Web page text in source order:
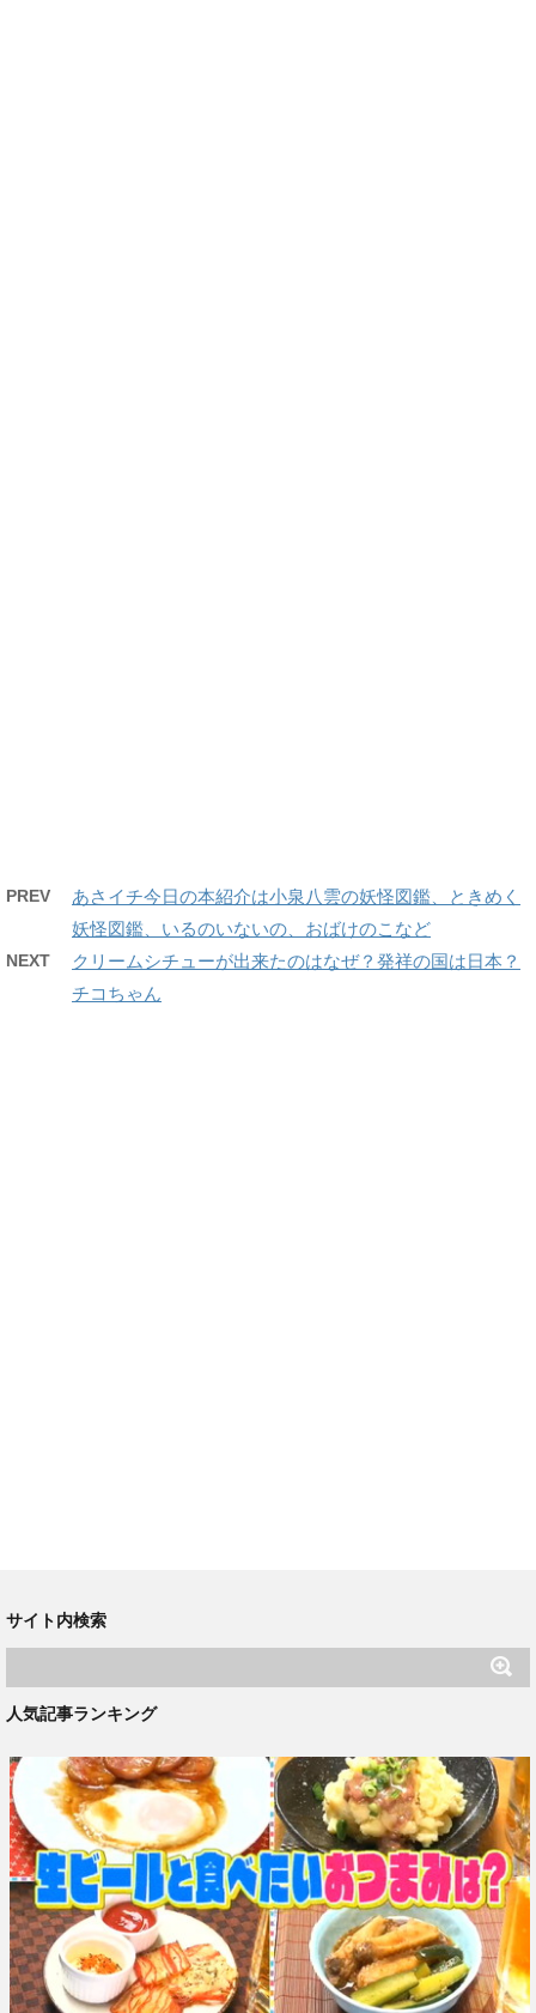
PREV
あさイチ今日の本紹介は小泉八雲の妖怪図鑑、ときめく
妖怪図鑑、いるのいないの、おばけのこなど
NEXT
クリームシチューが出来たのはなぜ？発祥の国は日本？
チコちゃん
サイト内検索
人気記事ランキング